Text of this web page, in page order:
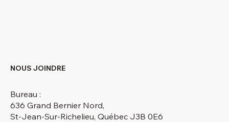
NOUS JOINDRE
Bureau :
636 Grand Bernier Nord,
St-Jean-Sur-Richelieu, Québec J3B 0E6